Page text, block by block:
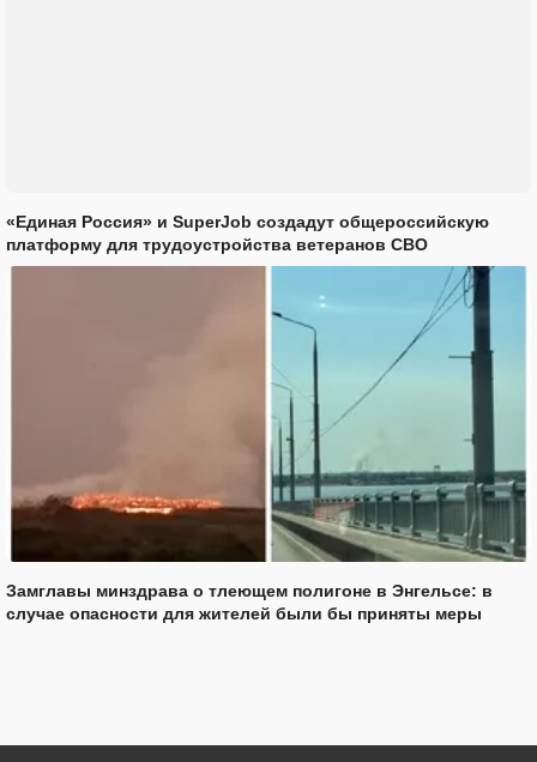
«Единая Россия» и SuperJob создадут общероссийскую
платформу для трудоустройства ветеранов СВО
Замглавы минздрава о тлеющем полигоне в Энгельсе: в
случае опасности для жителей были бы приняты меры